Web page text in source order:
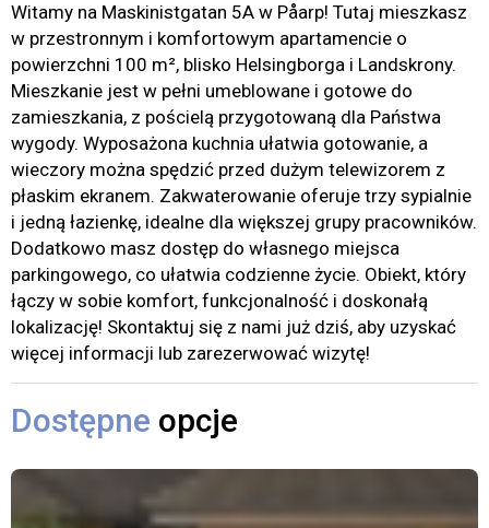
Witamy na Maskinistgatan 5A w Påarp! Tutaj mieszkasz
w przestronnym i komfortowym apartamencie o
powierzchni 100 m², blisko Helsingborga i Landskrony.
Mieszkanie jest w pełni umeblowane i gotowe do
zamieszkania, z pościelą przygotowaną dla Państwa
wygody. Wyposażona kuchnia ułatwia gotowanie, a
wieczory można spędzić przed dużym telewizorem z
płaskim ekranem. Zakwaterowanie oferuje trzy sypialnie
i jedną łazienkę, idealne dla większej grupy pracowników.
Dodatkowo masz dostęp do własnego miejsca
parkingowego, co ułatwia codzienne życie. Obiekt, który
łączy w sobie komfort, funkcjonalność i doskonałą
lokalizację! Skontaktuj się z nami już dziś, aby uzyskać
więcej informacji lub zarezerwować wizytę!
Dostępne opcje